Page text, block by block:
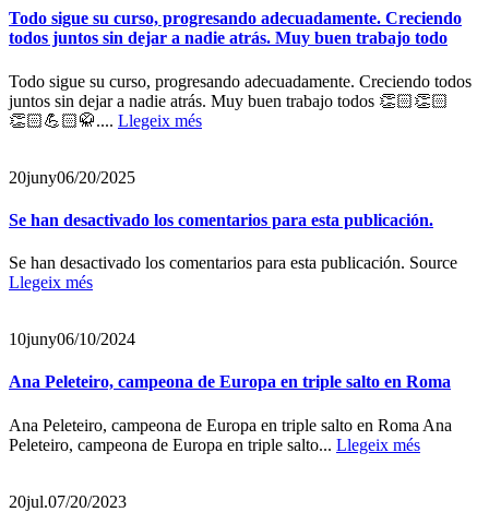
Todo sigue su curso, progresando adecuadamente. Creciendo
todos juntos sin dejar a nadie atrás. Muy buen trabajo todo
Todo sigue su curso, progresando adecuadamente. Creciendo todos
juntos sin dejar a nadie atrás. Muy buen trabajo todos 👏🏻👏🏻
👏🏻💪🏻🥋.... Llegeix més
20juny06/20/2025
Se han desactivado los comentarios para esta publicación.
Se han desactivado los comentarios para esta publicación. Source
Llegeix més
10juny06/10/2024
Ana Peleteiro, campeona de Europa en triple salto en Roma
Ana Peleteiro, campeona de Europa en triple salto en Roma Ana
Peleteiro, campeona de Europa en triple salto... Llegeix més
20jul.07/20/2023